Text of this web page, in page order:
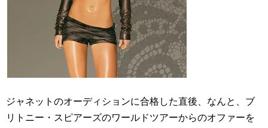
ジャネットのオーディションに合格した直後、なんと、ブ
リトニー・スピアーズのワールドツアーからのオファーを